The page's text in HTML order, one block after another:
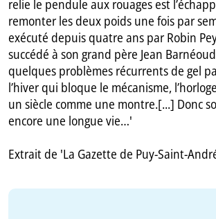
relie le pendule aux rouages est
remonter les deux poids une fois par
exécuté depuis quatre ans par Robin
succédé à son grand père Jean
quelques problèmes récurrents de gel
l’hiver qui bloque le mécanisme,
un siècle comme une montre.[...] Donc
encore une longue vie…'
Extrait de 'La Gazette de Puy-Saint-